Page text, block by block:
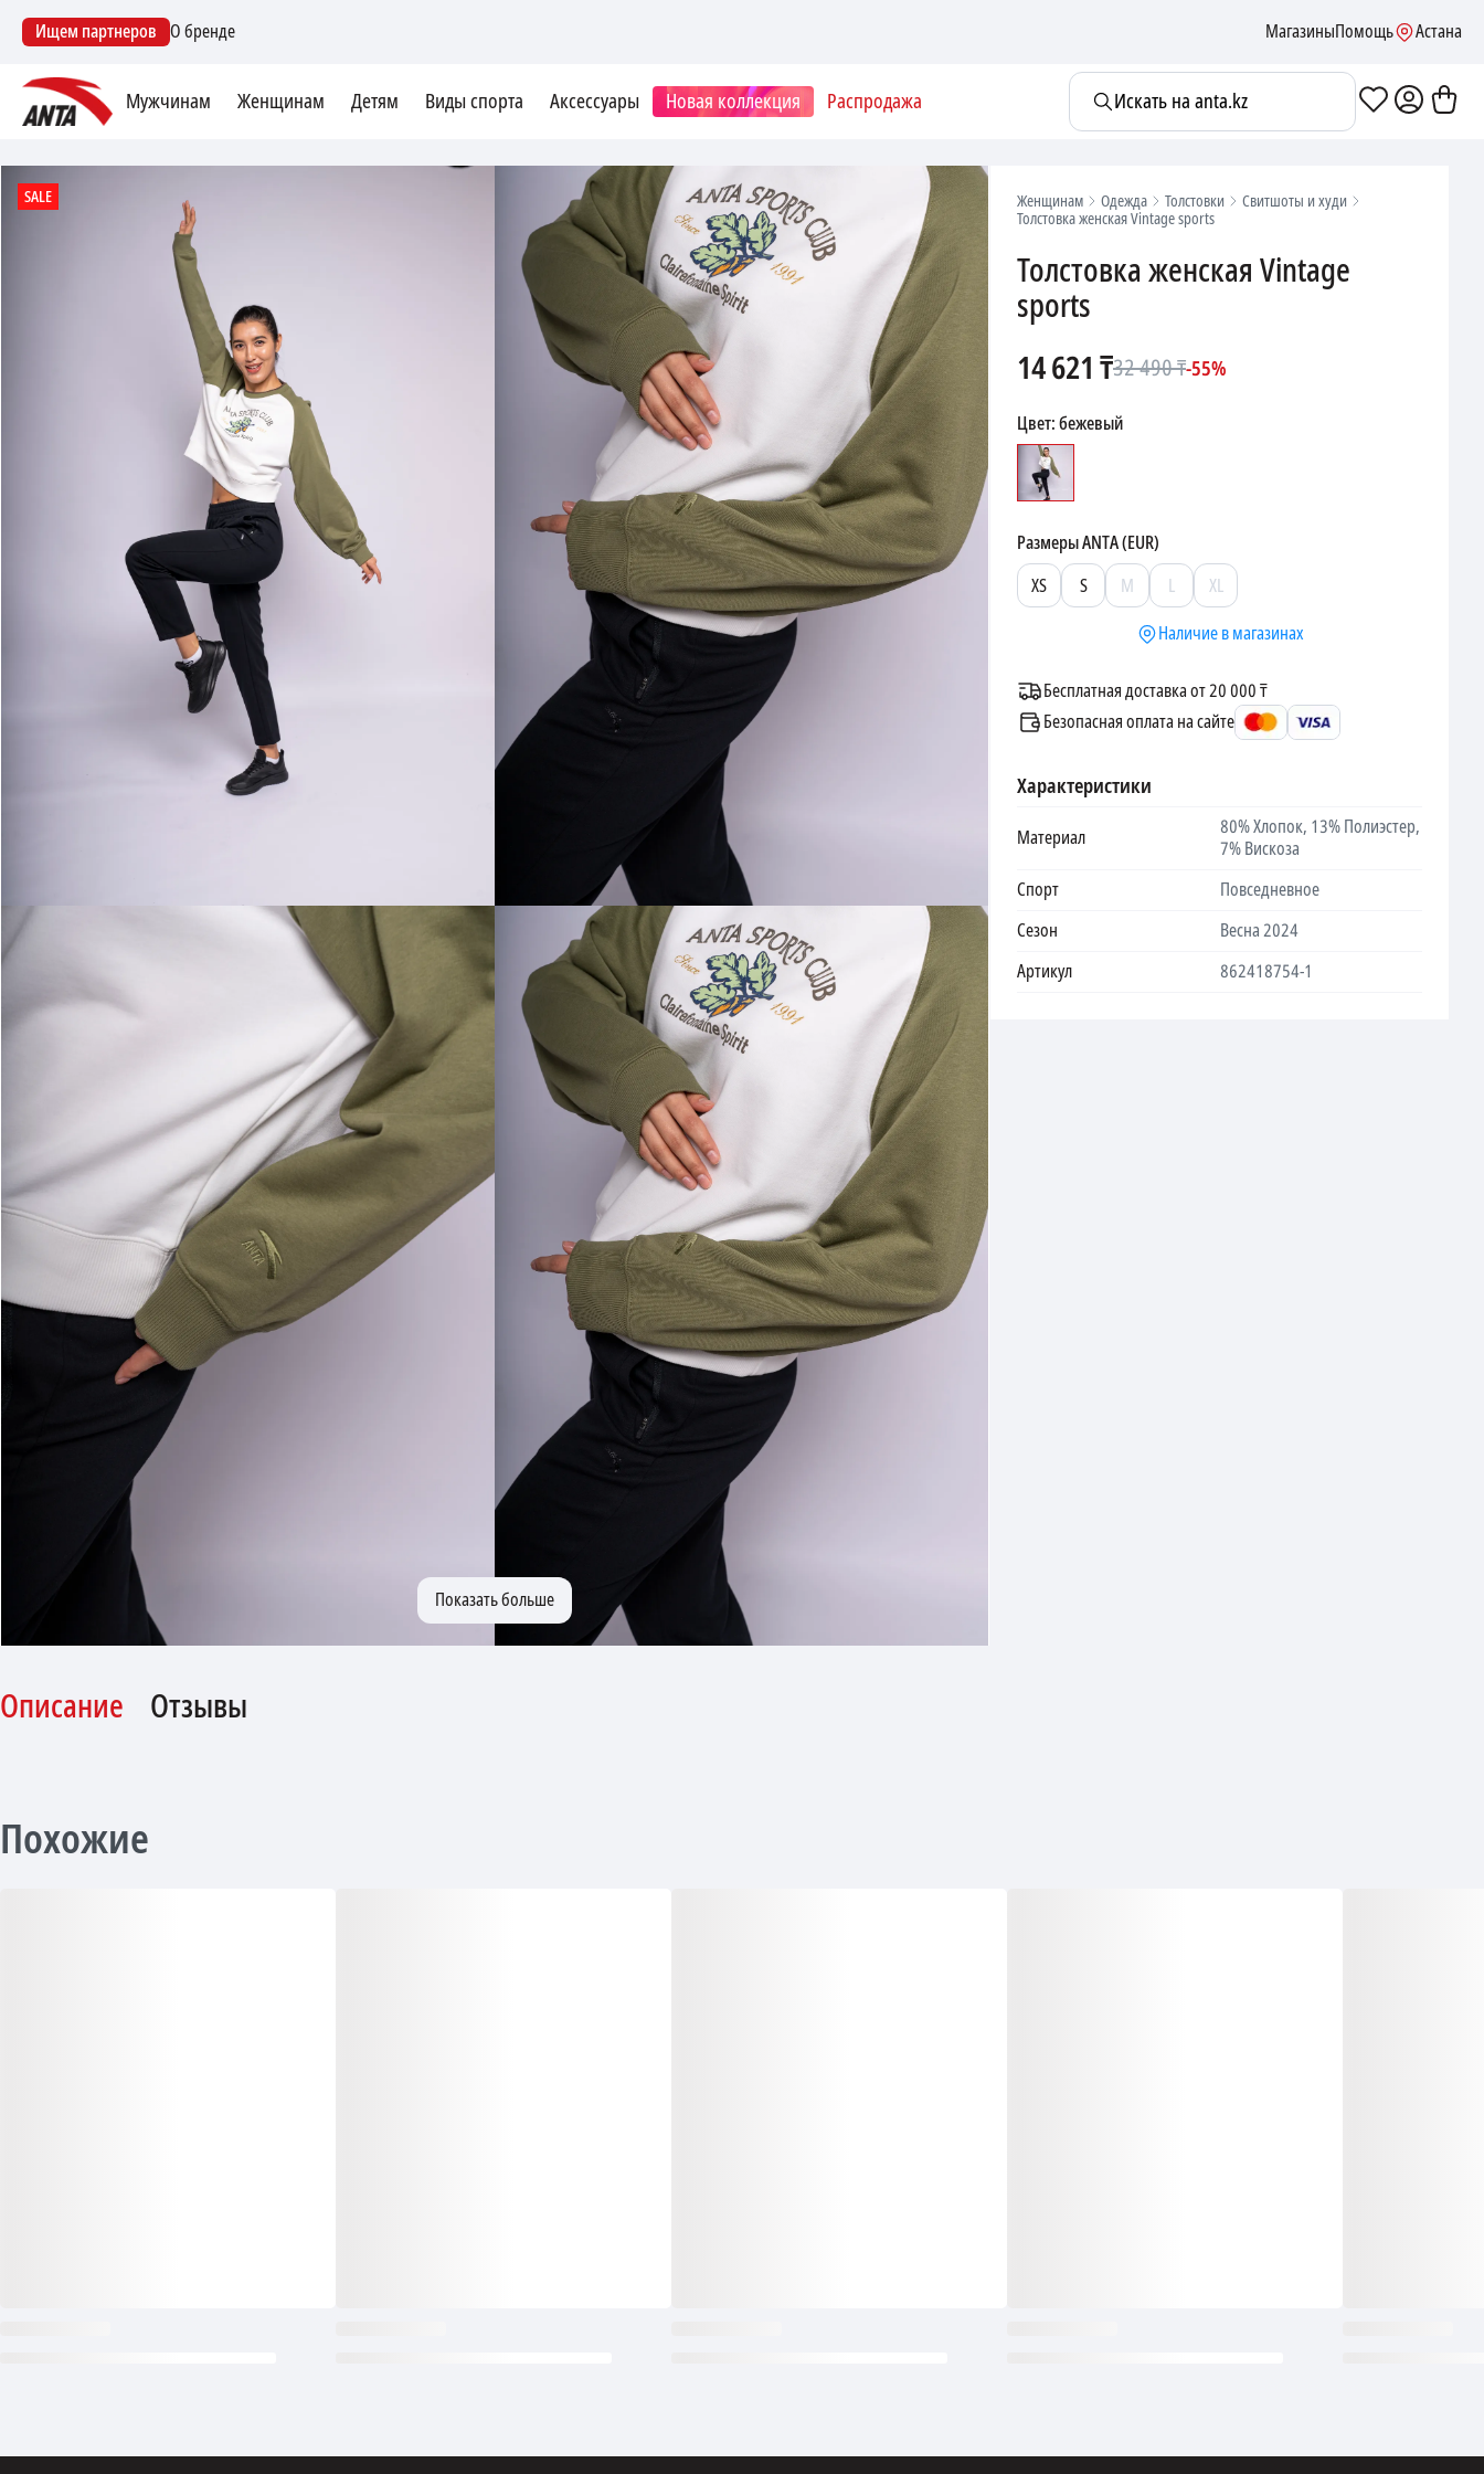
Ищем партнеров О бренде МагазиныПомощь Астана
Мужчинам Женщинам Детям Виды спорта Аксессуары Новая коллекция Распродажа Искать на anta.kz
SALE Женщинам Одежда Толстовки
Свитшоты и худи
Толстовка женская Vintage sports
Толстовка женская Vintage
sports
14 621₸32 490₸-55%
Цвет:бежевый
РазмерыANTA (EUR)
XS
S M L
XL
Наличие в магазинах
Бесплатная доставка от 20 000 ₸
Безопасная оплата на сайте
Характеристики
Материал
80% Хлопок, 13% Полиэстер,
7% Вискоза
Спорт
Повседневное
Сезон
Весна 2024
Артикул
862418754-1
Описание Отзывы
Похожие